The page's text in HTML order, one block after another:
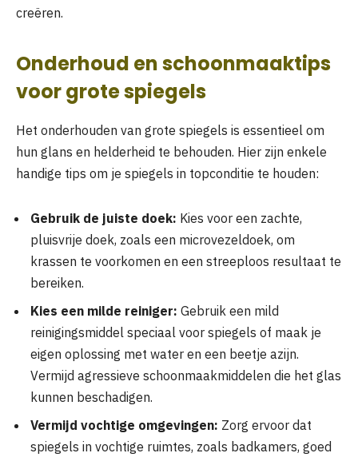
creëren.
Onderhoud en schoonmaaktips
voor grote spiegels
Het onderhouden van grote spiegels is essentieel om
hun glans en helderheid te behouden. Hier zijn enkele
handige tips om je spiegels in topconditie te houden:
Gebruik de juiste doek: Kies voor een zachte,
pluisvrije doek, zoals een microvezeldoek, om
krassen te voorkomen en een streeploos resultaat te
bereiken.
Kies een milde reiniger: Gebruik een mild
reinigingsmiddel speciaal voor spiegels of maak je
eigen oplossing met water en een beetje azijn.
Vermijd agressieve schoonmaakmiddelen die het glas
kunnen beschadigen.
Vermijd vochtige omgevingen: Zorg ervoor dat
spiegels in vochtige ruimtes, zoals badkamers, goed